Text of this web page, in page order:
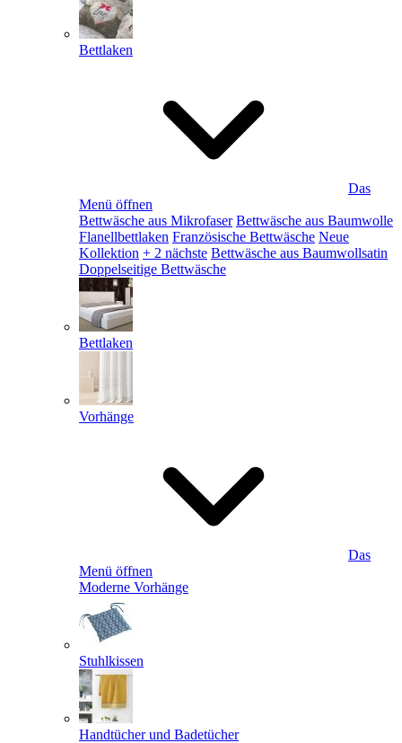
Bettlaken
Das
Menü öffnen
Bettwäsche aus Mikrofaser Bettwäsche aus Baumwolle
Flanellbettlaken Französische Bettwäsche Neue
Kollektion + 2 nächste Bettwäsche aus Baumwollsatin
Doppelseitige Bettwäsche
Bettlaken
Vorhänge
Das
Menü öffnen
Moderne Vorhänge
Stuhlkissen
Handtücher und Badetücher